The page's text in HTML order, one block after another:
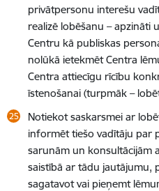
privātpersonu interešu
realizē lobēšanu – apzināti
Centru kā publiskas
nolūkā ietekmēt Centra
Centra attiecīgu rīcību
īstenošanai (turpmāk –
Notiekot saskarsmei ar
informēt tiešo vadītāju par
sarunām un konsultācijām
saistībā ar tādu jautājumu,
sagatavot vai pieņemt